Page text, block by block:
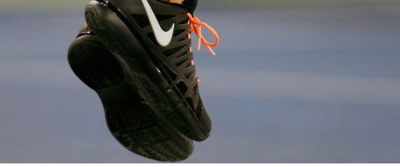
PODCAST
NEWSLETTER
I MIEI PREFERITI